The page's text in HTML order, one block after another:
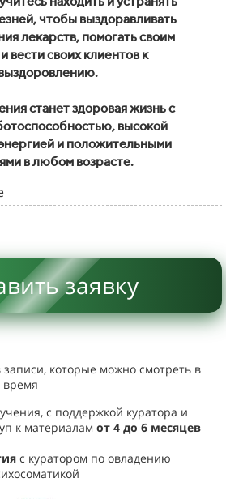
чтобы выздоравливать
лекарств, помогать своим
вести своих клиентов к
станет здоровая жизнь с
высокой
и положительными
в любом возрасте.
заявку
записи, которые можно смотреть в
время
с поддержкой куратора и
к материалам от 4 до 6 месяцев
с куратором по овладению